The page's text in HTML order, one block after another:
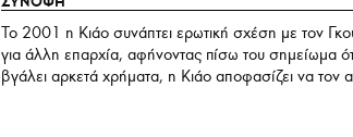
To 2001 η Κιάο συνάπτει ερωτική σχέση με τον
για άλλη επαρχία, αφήνοντας πίσω του σημείωμα
βγάλει αρκετά χρήματα, η Κιάο αποφασίζει να τον